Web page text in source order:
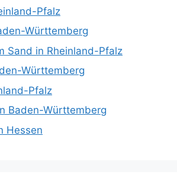
Pfalz
Württemberg
Sand in Rheinland-Pfalz
Württemberg
Pfalz
Baden-Württemberg
Hessen